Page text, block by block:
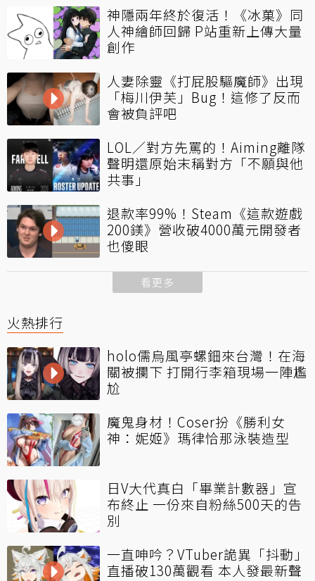
神隱兩年終於復活！《冰菓》同
人神繪師回歸 P站重新上傳大量
創作
人妻除靈《打屁股驅魔師》出現
「梅川伊芙」Bug！這修了反而
會被負評吧
LOL／對方先罵的！Aiming離隊
聲明還原始末稱對方「不願與他
共事」
退款率99%！Steam《這款遊戲
200鎂》營收破4000萬元開發者
也傻眼
看更多
火熱排行
holo儒烏風亭螺鈿來台灣！在海
關被攔下 打開行李箱現場一陣尷
尬
魔鬼身材！Coser扮《勝利女
神：妮姬》瑪律恰那泳裝造型
日V大代真白「畢業計數器」宣
布終止 一份來自粉絲500天的告
別
一直呻吟？VTuber詭異「抖動」
直播破130萬觀看 本人發最新聲